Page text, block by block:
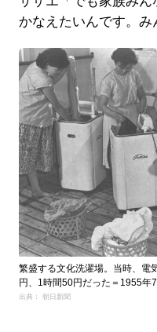
かなえたいんです。み
繁盛する文化洗濯場。当時、電
円、1時間50円だった＝1955年
出典： 朝日新聞